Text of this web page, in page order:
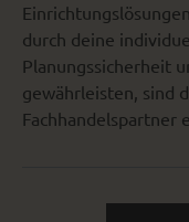
durch deine
Planungssicherheit
gewährleisten, sind
Fachhandelspartner